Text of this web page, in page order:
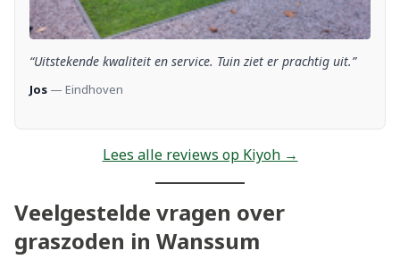
“Uitstekende kwaliteit en service. Tuin ziet er prachtig uit.”
Jos — Eindhoven
Lees alle reviews op Kiyoh →
Veelgestelde vragen over
graszoden in Wanssum